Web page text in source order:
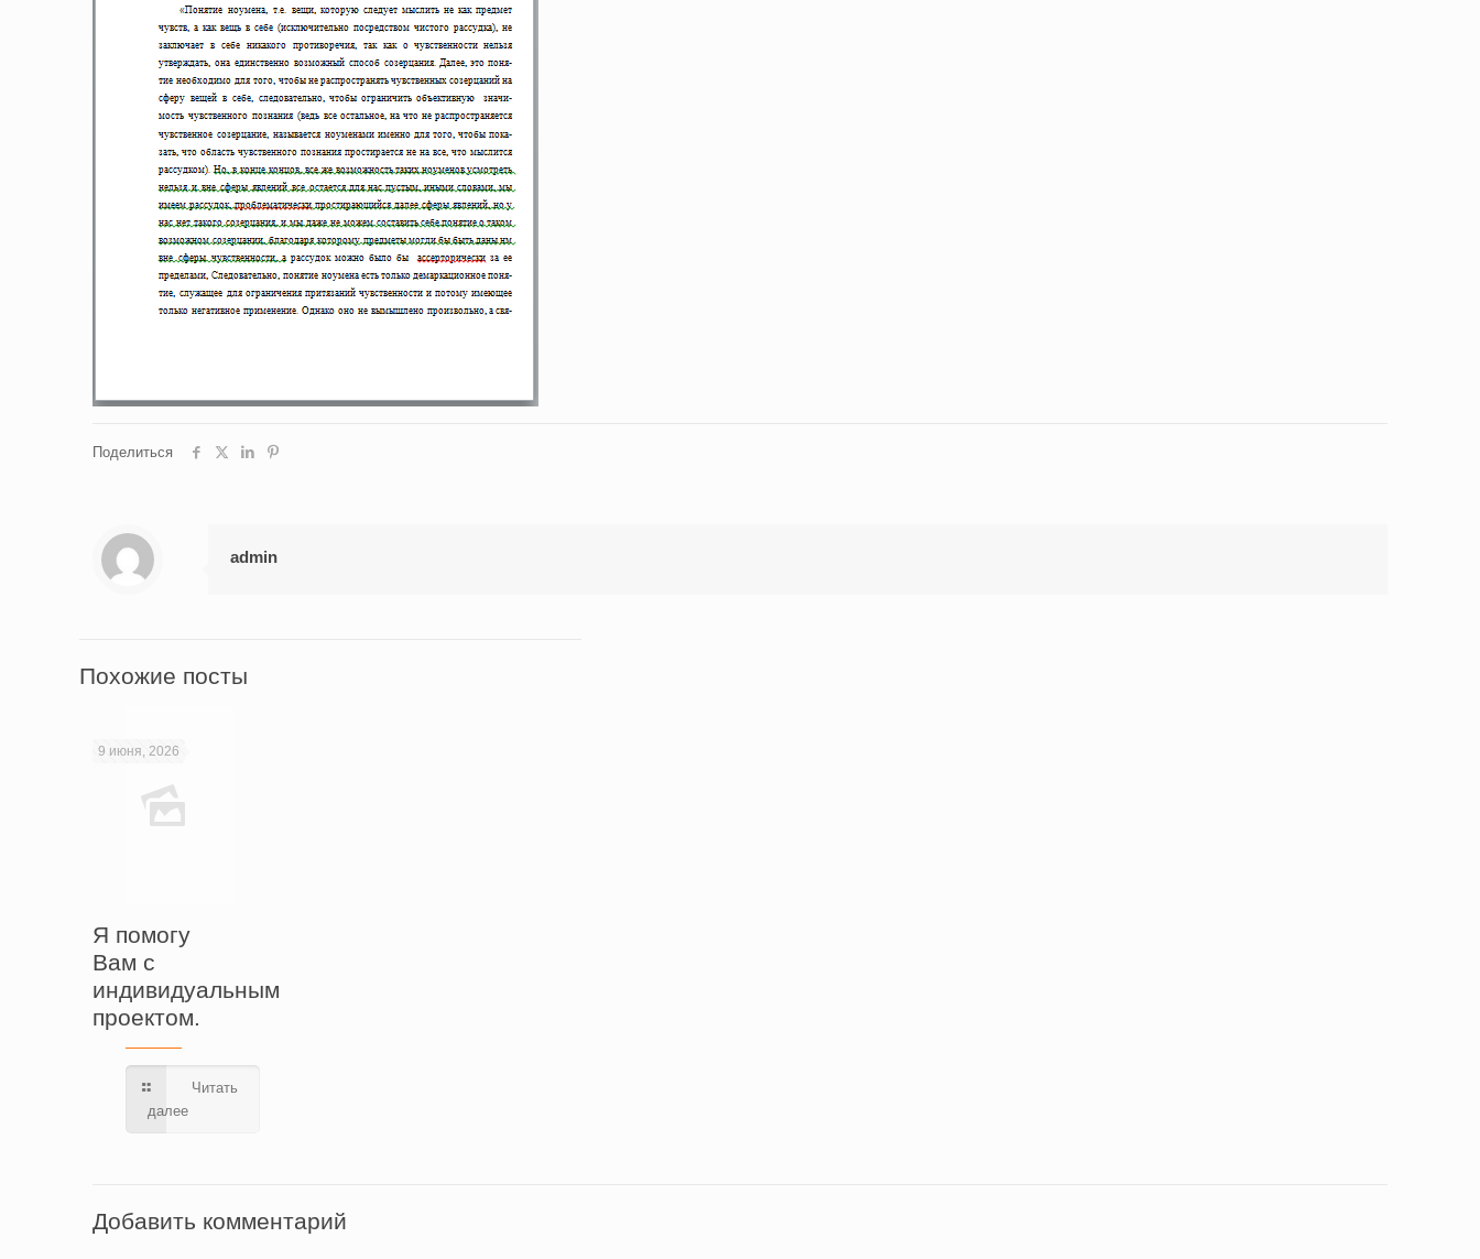
Поделиться
admin
Похожие посты
9 июня, 2026
Я помогу
Вам с
индивидуальным
проектом.
Читать
далее
Добавить комментарий